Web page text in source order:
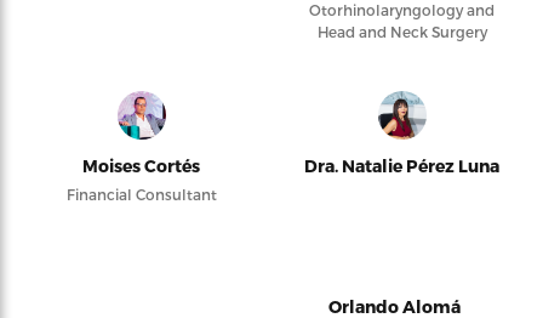
Otorhinolaryngology and
Head and Neck Surgery
Moises Cortés
Financial Consultant
Dra. Natalie Pérez Luna
Orlando Alomá